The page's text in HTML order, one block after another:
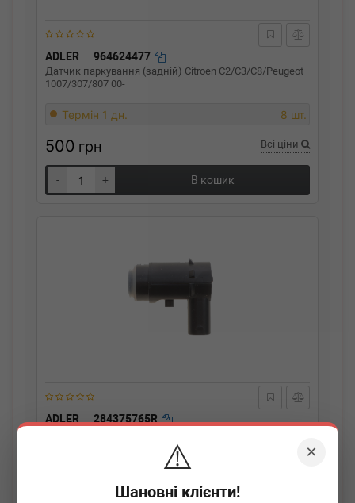
×
⚠️
Шановні клієнти!
ADLER 964624477
Датчик паркування (задній) Citroen C2/C3/C8/Peugeot
1007/307/807 00-
Термін 1 дн. 8 шт.
500 грн Всі ціни
- + В кошик
ADLER 284375765R
Dokker/Duster/Lodgy/Logan/Sandero 10-